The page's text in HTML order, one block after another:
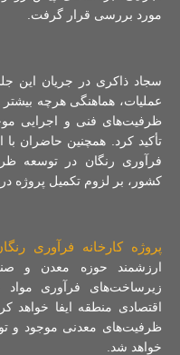
مورد بررسی قرار گرفت.
سجاد ذاکری در جریان این
عملیات، هماهنگی هرچه بیشتر
ظرفیت‌های فنی و اجرایی
تأکید کرد. همچنین حاضران با
فرآوری رنگان در توسعه
کشور، بر لزوم تکمیل پروژه
پروژه کارخانه فرآوری
ارزشمند حوزه معدن و
زیرساخت‌های فرآوری مواد
اقتصادی منطقه ایفا خواهد
ظرفیت‌های معدنی موجود و
خواهد شد.